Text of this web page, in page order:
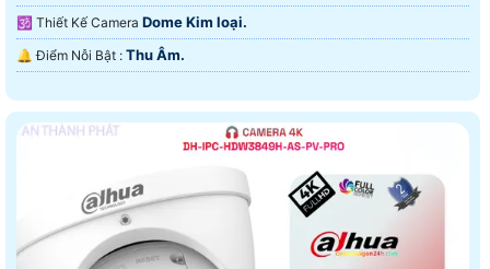
🕉️ Thiết Kế Camera Dome Kim loại.
️🔔 Điểm Nỗi Bật : Thu Âm.